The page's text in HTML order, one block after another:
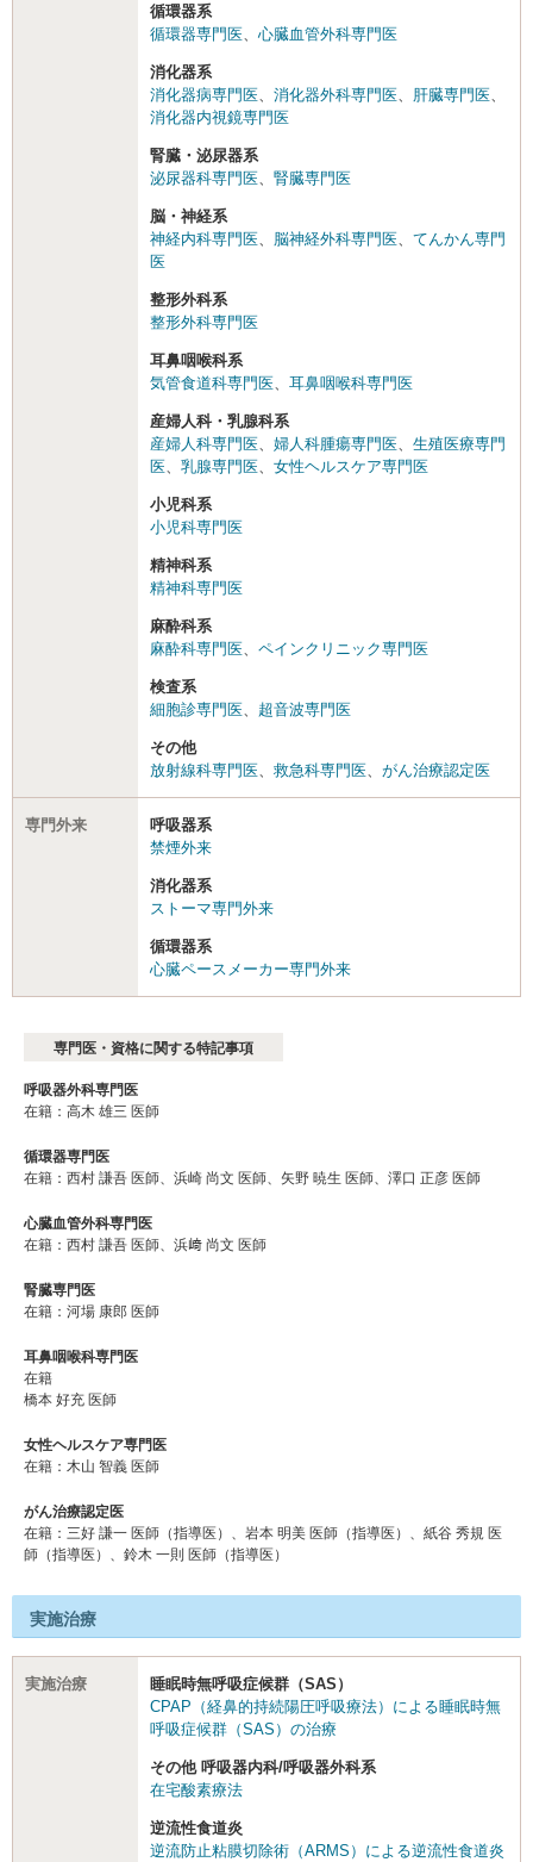
循環器系
循環器専門医
心臓血管外科専門医
消化器系
消化器病専門医
消化器外科専門医 肝臓専門医
消化器内視鏡専門医
腎臓・泌尿器系
泌尿器科専門医
腎臓専門医
脳・神経系
神経内科専門医
脳神経外科専門医
てんかん専門
医
整形外科系
整形外科専門医
耳鼻咽喉科系
気管食道科専門医
耳鼻咽喉科専門医
産婦人科・乳腺科系
産婦人科専門医
婦人科腫瘍専門医
生殖医療専門
医
乳腺専門医 女性ヘルスケア専門医
小児科系
小児科専門医
精神科系
精神科専門医
麻酔科系
麻酔科専門医
ペインクリニック専門医
検査系
細胞診専門医
超音波専門医
その他
放射線科専門医
救急科専門医 がん治療認定医
専門外来
呼吸器系
禁煙外来
消化器系
ストーマ専門外来
循環器系
心臓ペースメーカー専門外来
専門医・資格に関する特記事項
呼吸器外科専門医
在籍：高木 雄三 医師
循環器専門医
在籍：西村 謙吾 医師、浜崎 尚文 医師、矢野 暁生 医師、澤口 正彦 医師
心臓血管外科専門医
在籍：西村 謙吾 医師、浜﨑 尚文 医師
腎臓専門医
在籍：河場 康郎 医師
耳鼻咽喉科専門医
在籍
橋本 好充 医師
女性ヘルスケア専門医
在籍：木山 智義 医師
がん治療認定医
在籍：三好 謙⼀ 医師（指導医）、岩本 明美 医師（指導医）、紙⾕ 秀規 医
師（指導医）、鈴木 ⼀則 医師（指導医）
実施治療
実施治療
睡眠時無呼吸症候群（SAS）
CPAP（経鼻的持続陽圧呼吸療法）による睡眠時無
呼吸症候群（SAS）の治療
その他 呼吸器内科/呼吸器外科系
在宅酸素療法
逆流性食道炎
逆流防止粘膜切除術（ARMS）による逆流性食道炎